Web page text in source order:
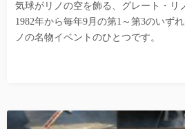
気球がリノの空を飾る、グレート・リ
1982年から毎年9月の第1～第3のいず
ノの名物イベントのひとつです。